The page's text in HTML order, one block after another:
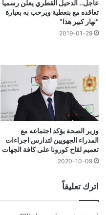
عاجل.. الدحيل القطري يعلن رسميا
تعاقده مع بنعطية ويرحب به بعبارة
“نهار كبير هذا”
2019-01-29
وزير الصحة يؤكد اجتماعه مع
المدراء الجهويين لتدارس اجراءات
تعميم لقاح كورونا على كافة الجهات
2020-10-09
اترك تعليقاً